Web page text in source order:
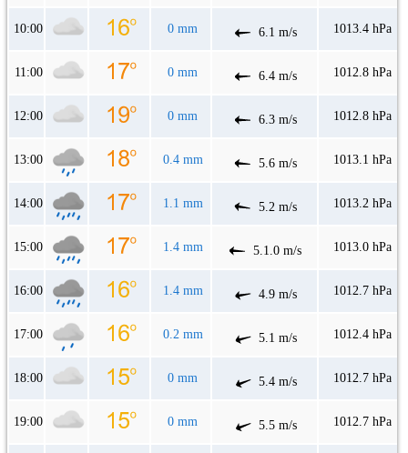
10:00 0 mm 6.1 m/s 1013.4 hPa
11:00 0 mm 6.4 m/s 1012.8 hPa
12:00 0 mm 6.3 m/s 1012.8 hPa
13:00 0.4 mm 5.6 m/s 1013.1 hPa
14:00 1.1 mm 5.2 m/s 1013.2 hPa
15:00 1.4 mm 5.1.0 m/s 1013.0 hPa
16:00 1.4 mm 4.9 m/s 1012.7 hPa
17:00 0.2 mm 5.1 m/s 1012.4 hPa
18:00 0 mm 5.4 m/s 1012.7 hPa
19:00 0 mm 5.5 m/s 1012.7 hPa